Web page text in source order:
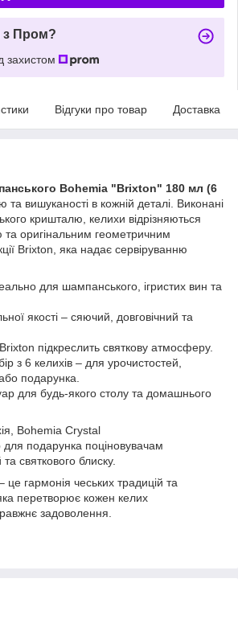
з Пром?
захистом
Відгуки про товар Доставка
Bohemia "Brixton" 180 мл (6
та вишуканості в кожній деталі. Виконані
кришталю, келихи відрізняються
та оригінальним геометричним
Brixton, яка надає сервіруванню
для шампанського, ігристих вин та
якості – сяючий, довговічний та
підкреслить святкову атмосферу.
з 6 келихів – для урочистостей,
подарунка.
для будь-якого столу та домашнього
Bohemia Crystal
подарунка поціновувачам
святкового блиску.
це гармонія чеських традицій та
перетворює кожен келих
задоволення.